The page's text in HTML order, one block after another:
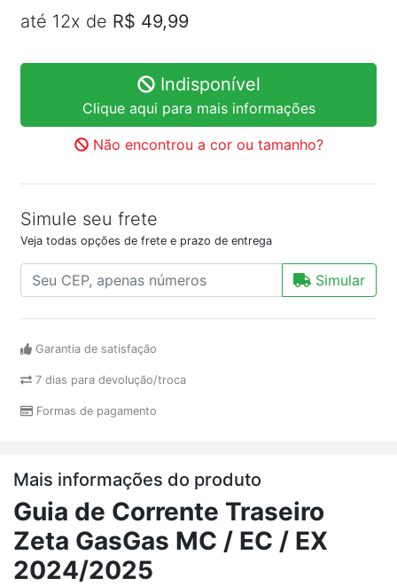
até 12x de R$ 49,99
Indisponível
Clique aqui para mais informações
Não encontrou a cor ou tamanho?
Simule seu frete
Veja todas opções de frete e prazo de entrega
Simular
Garantia de satisfação
7 dias para devolução/troca
Formas de pagamento
Mais informações do produto
Guia de Corrente Traseiro
Zeta GasGas MC / EC / EX
2024/2025